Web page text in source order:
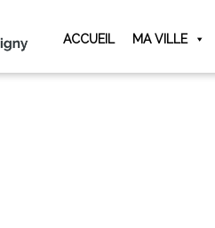
ACCUEIL MA VILLE